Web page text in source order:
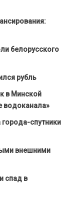
белорусского
рубль
в Минской
водоканала»
города-спутники
внешними
спад в